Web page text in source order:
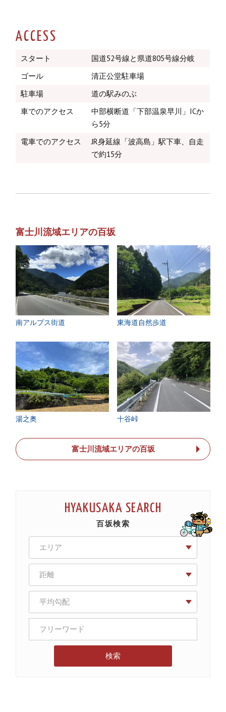
ACCESS
スタート
国道52号線と県道805号線分岐
ゴール
清正公堂駐車場
駐車場
道の駅みのぶ
車でのアクセス
中部横断道「下部温泉早川」ICか
ら5分
電車でのアクセス
JR身延線「波高島」駅下車、自走
で約15分
富士川流域エリアの百坂
南アルプス街道 東海道自然歩道
湯之奥 十谷峠
富士川流域エリアの百坂
HYAKUSAKA SEARCH
百坂検索